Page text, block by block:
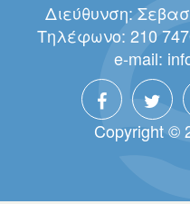
Διεύθυνση:
Τηλέφωνο: 210
e-mail:
Copyright ©